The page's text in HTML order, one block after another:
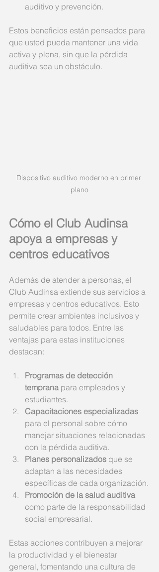
auditivo y prevención.
Estos beneficios están pensados para
que usted pueda mantener una vida
activa y plena, sin que la pérdida
auditiva sea un obstáculo.
Dispositivo auditivo moderno en primer
plano
Cómo el Club Audinsa
apoya a empresas y
centros educativos
Además de atender a personas, el
Club Audinsa extiende sus servicios a
empresas y centros educativos. Esto
permite crear ambientes inclusivos y
saludables para todos. Entre las
ventajas para estas instituciones
destacan:
Programas de detección
temprana para empleados y
estudiantes.
Capacitaciones especializadas
para el personal sobre cómo
manejar situaciones relacionadas
con la pérdida auditiva.
Planes personalizados que se
adaptan a las necesidades
específicas de cada organización.
Promoción de la salud auditiva
como parte de la responsabilidad
social empresarial.
Estas acciones contribuyen a mejorar
la productividad y el bienestar
general, fomentando una cultura de